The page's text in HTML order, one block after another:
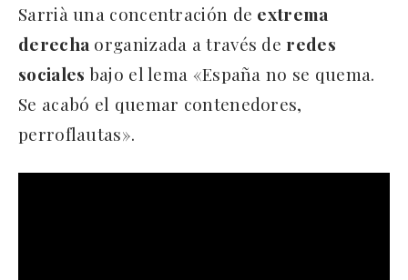
Sarrià una concentración de extrema
derecha organizada a través de redes
sociales bajo el lema «España no se quema.
Se acabó el quemar contenedores,
perroflautas».